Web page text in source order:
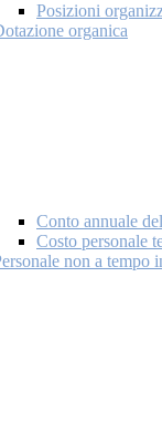
Posizioni
organica
Conto annuale
Costo personale
non a tempo